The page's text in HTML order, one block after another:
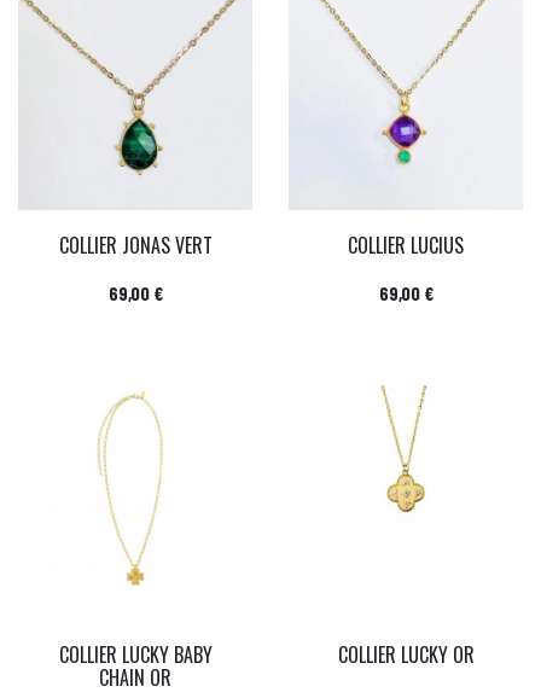
COLLIER JONAS VERT
Prix
69,00 €
COLLIER LUCIUS
Prix
69,00 €
COLLIER LUCKY BABY
CHAIN OR
COLLIER LUCKY OR